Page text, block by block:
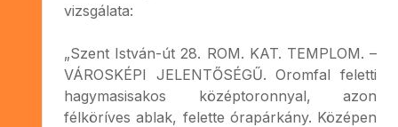
vizsgálata:
„Szent István-út 28. ROM. KAT. TEMPLOM. –
VÁROSKÉPI JELENTŐSÉGŰ. Oromfal feletti
hagymasisakos középtoronnyal, azon
félköríves ablak, felette órapárkány. Középen